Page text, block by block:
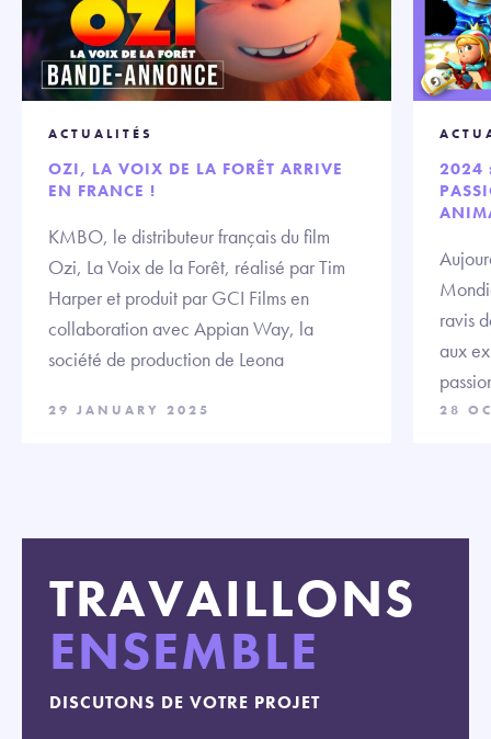
ACTUALITÉS
OZI, LA VOIX DE LA FORÊT ARRIVE
EN FRANCE !
KMBO, le distributeur français du film
Ozi, La Voix de la Forêt, réalisé par Tim
Harper et produit par GCI Films en
collaboration avec Appian Way, la
société de production de Leona
29 JANUARY 2025
2024
ravis
aux
28
TRAVAILLONS
ENSEMBLE
DISCUTONS DE VOTRE PROJET